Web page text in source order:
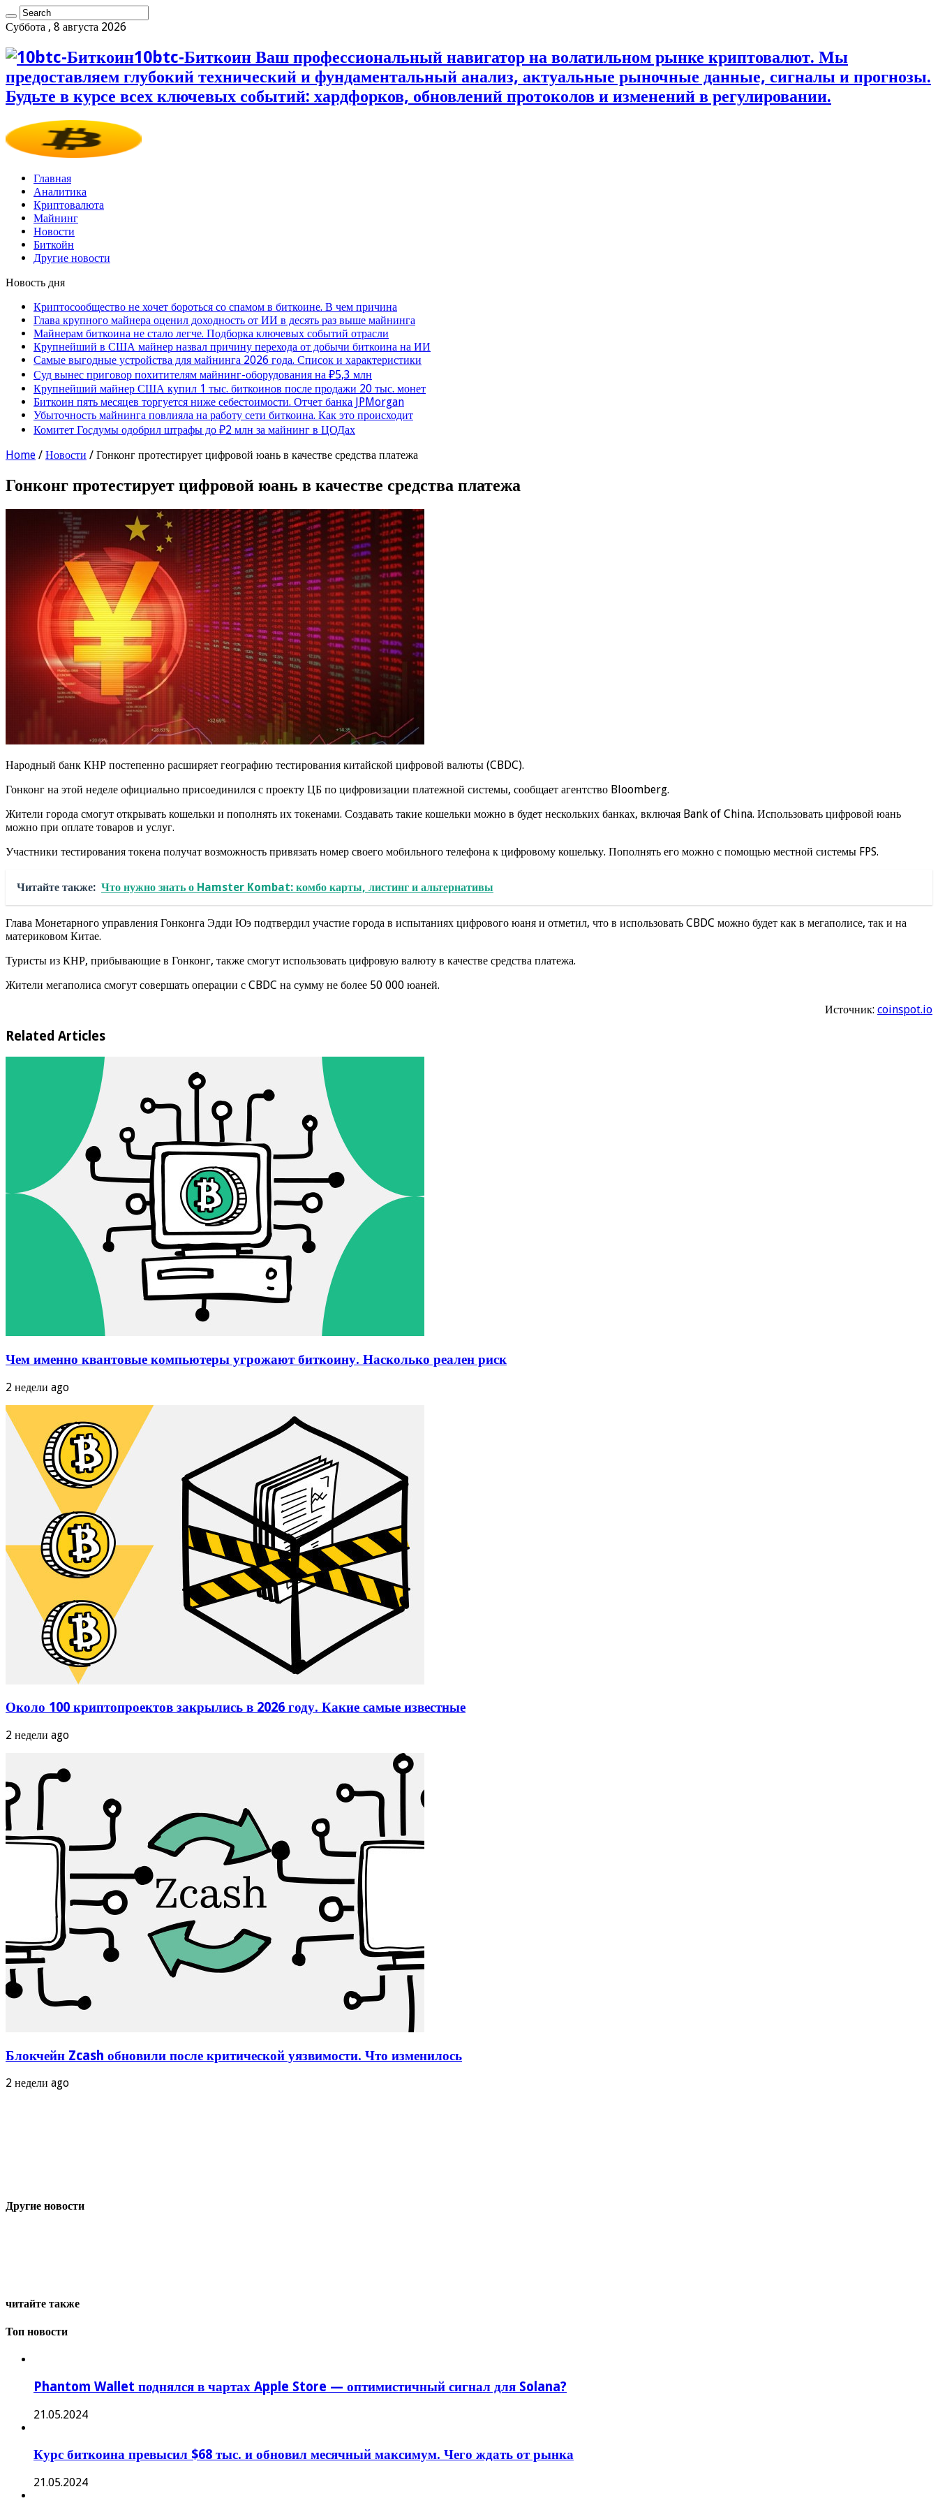
Суббота , 8 августа 2026
10btc-Биткоин Ваш профессиональный навигатор на волатильном рынке криптовалют. Мы
предоставляем глубокий технический и фундаментальный анализ, актуальные рыночные данные, сигналы и прогнозы.
Будьте в курсе всех ключевых событий: хардфорков, обновлений протоколов и изменений в регулировании.
Главная
Аналитика
Криптовалюта
Майнинг
Новости
Биткойн
Другие новости
Новость дня
Криптосообщество не хочет бороться со спамом в биткоине. В чем причина
Глава крупного майнера оценил доходность от ИИ в десять раз выше майнинга
Майнерам биткоина не стало легче. Подборка ключевых событий отрасли
Крупнейший в США майнер назвал причину перехода от добычи биткоина на ИИ
Самые выгодные устройства для майнинга 2026 года. Список и характеристики
Суд вынес приговор похитителям майнинг-оборудования на ₽5,3 млн
Крупнейший майнер США купил 1 тыс. биткоинов после продажи 20 тыс. монет
Биткоин пять месяцев торгуется ниже себестоимости. Отчет банка JPMorgan
Убыточность майнинга повлияла на работу сети биткоина. Как это происходит
Комитет Госдумы одобрил штрафы до ₽2 млн за майнинг в ЦОДах
Home / Новости / Гонконг протестирует цифровой юань в качестве средства платежа
Гонконг протестирует цифровой юань в качестве средства платежа
Народный банк КНР постепенно расширяет географию тестирования китайской цифровой валюты (CBDC).
Гонконг на этой неделе официально присоединился с проекту ЦБ по цифровизации платежной системы, сообщает агентство Bloomberg.
Жители города смогут открывать кошельки и пополнять их токенами. Создавать такие кошельки можно в будет нескольких банках, включая Bank of China. Использовать цифровой юань
можно при оплате товаров и услуг.
Участники тестирования токена получат возможность привязать номер своего мобильного телефона к цифровому кошельку. Пополнять его можно с помощью местной системы FPS.
Читайте также: Что нужно знать о Hamster Kombat: комбо карты, листинг и альтернативы
Глава Монетарного управления Гонконга Эдди Юэ подтвердил участие города в испытаниях цифрового юаня и отметил, что в использовать CBDC можно будет как в мегаполисе, так и на
материковом Китае.
Туристы из КНР, прибывающие в Гонконг, также смогут использовать цифровую валюту в качестве средства платежа.
Жители мегаполиса смогут совершать операции с CBDC на сумму не более 50 000 юаней.
Источник: coinspot.io
Related Articles
Чем именно квантовые компьютеры угрожают биткоину. Насколько реален риск
2 недели ago
Около 100 криптопроектов закрылись в 2026 году. Какие самые известные
2 недели ago
Блокчейн Zcash обновили после критической уязвимости. Что изменилось
2 недели ago
Другие новости
читайте также
Топ новости
Phantom Wallet поднялся в чартах Apple Store — оптимистичный сигнал для Solana?
21.05.2024
Курс биткоина превысил $68 тыс. и обновил месячный максимум. Чего ждать от рынка
21.05.2024